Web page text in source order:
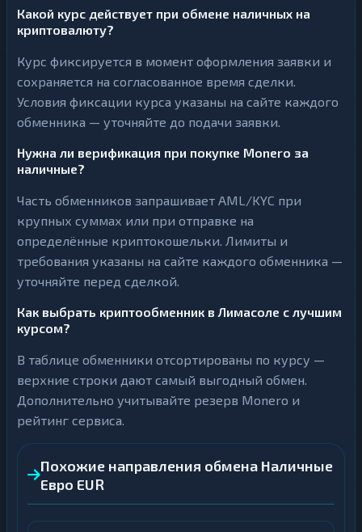
Какой курс действует при обмене наличных на
криптовалюту?
Курс фиксируется в момент оформления заявки и
сохраняется на согласованное время сделки.
Условия фиксации курса указаны на сайте каждого
обменника — уточняйте до подачи заявки.
Нужна ли верификация при покупке Monero за
наличные?
Часть обменников запрашивает AML/KYC при
крупных суммах или при отправке на
определённые криптокошельки. Лимиты и
требования указаны на сайте каждого обменника —
уточняйте перед сделкой.
Как выбрать криптообменник в Лимасоле с лучшим
курсом?
В таблице обменники отсортированы по курсу —
верхние строки дают самый выгодный обмен.
Дополнительно учитывайте резерв Monero и
рейтинг сервиса.
Похожие направления обмена Наличные
Евро EUR